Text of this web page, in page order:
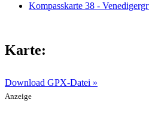
Kompasskarte 38 -
Karte:
Download GPX-Datei »
Anzeige